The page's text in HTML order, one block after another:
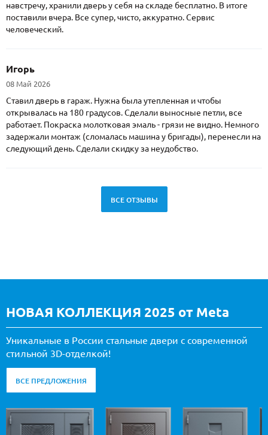
навстречу, хранили дверь у себя на складе бесплатно. В итоге
поставили вчера. Все супер, чисто, аккуратно. Сервис
человеческий.
Игорь
08 Май 2026
Ставил дверь в гараж. Нужна была утепленная и чтобы
открывалась на 180 градусов. Сделали выносные петли, все
работает. Покраска молотковая эмаль - грязи не видно. Немного
задержали монтаж (сломалась машина у бригады), перенесли на
следующий день. Сделали скидку за неудобство.
ВСЕ ОТЗЫВЫ
НОВАЯ КОЛЛЕКЦИЯ 2025 от Meta
Уникальные в России стальные двери с современной
стильной 3D-отделкой!
ВСЕ ПРЕДЛОЖЕНИЯ